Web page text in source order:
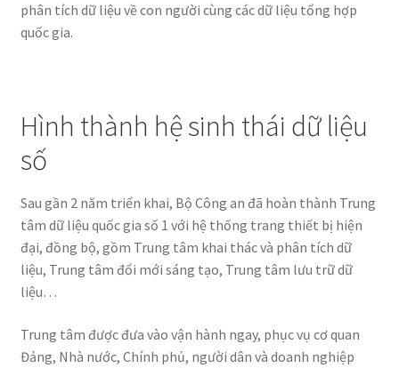
phân tích dữ liệu về con người cùng các dữ liệu tổng hợp
quốc gia.
Hình thành hệ sinh thái dữ liệu
số
Sau gần 2 năm triển khai, Bộ Công an đã hoàn thành Trung
tâm dữ liệu quốc gia số 1 với hệ thống trang thiết bị hiện
đại, đồng bộ, gồm Trung tâm khai thác và phân tích dữ
liệu, Trung tâm đổi mới sáng tạo, Trung tâm lưu trữ dữ
liệu…
Trung tâm được đưa vào vận hành ngay, phục vụ cơ quan
Đảng, Nhà nước, Chính phủ, người dân và doanh nghiệp